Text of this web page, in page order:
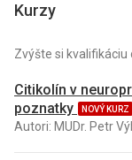
Kurzy
Zvýšte si
Citikolín v
poznatky
NOVÝ KURZ
Autori: MUDr. Petr